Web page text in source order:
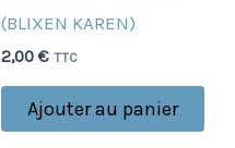
(BLIXEN KAREN)
2,00 € TTC
Ajouter au panier